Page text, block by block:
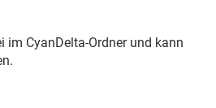
CyanDelta-Ordner und kann